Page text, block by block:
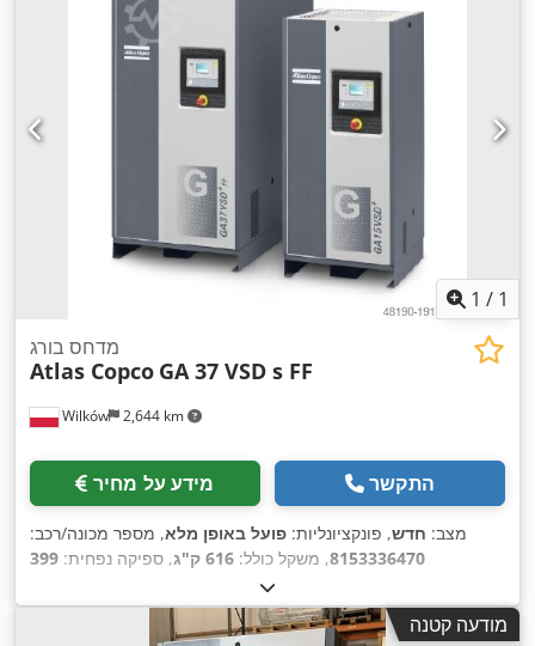
1 / 1
Wilków 2,644 km
מדחס בורג
Atlas Copco GA 37 VSD s FF
מידע על מחיר התקשר
מצב: חדש, פונקציונליות: פועל באופן מלא, מספר מכונה/רכב:
8153336470, משקל כולל: 616 ק"ג , ספיקה נפחית: 399
4 קורה
רעש:67 דציבל (dB) , סוג קירור:אוויר, ציוד:לוחית זיהוי זמינה,
מייבש קירור, תיעוד / מדריך, מודעה קטנה